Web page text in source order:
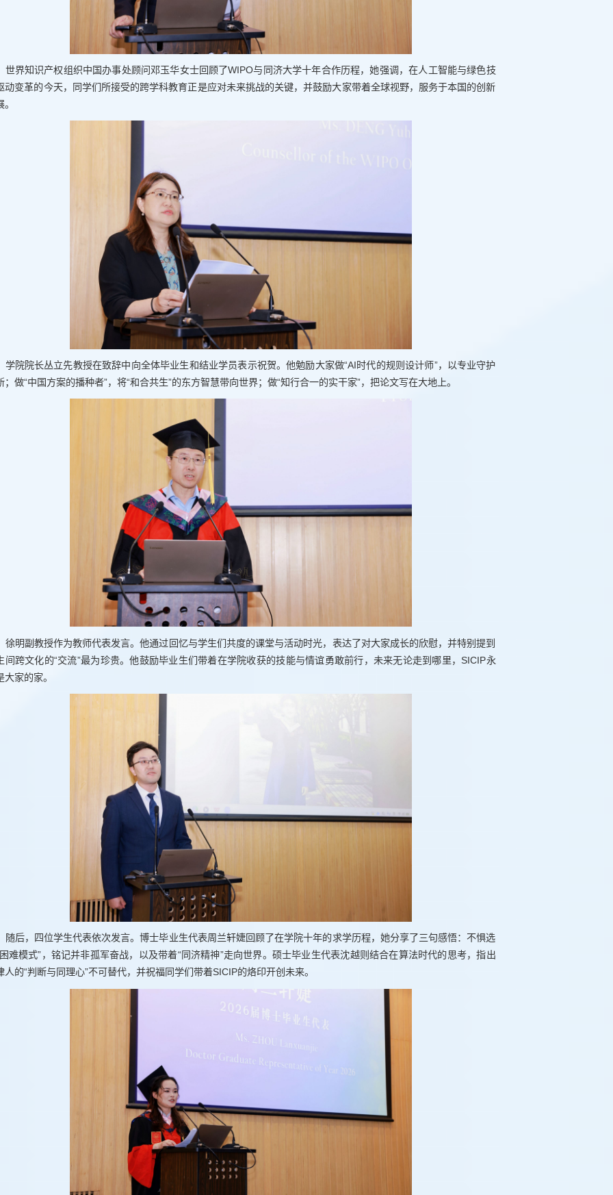
世界知识产权组织中国办事处顾问邓玉华女士回顾了WIPO与同济大学十年合作历程，她强调，在人工智能与绿色技
动变革的今天，同学们所接受的跨学科教育正是应对未来挑战的关键，并鼓励大家带着全球视野，服务于本国的创新
学院院长丛立先教授在致辞中向全体毕业生和结业学员表示祝贺。他勉励大家做“AI时代的规则设计师”，以专业守护
；做“中国方案的播种者”，将“和合共生”的东方智慧带向世界；做“知行合一的实干家”，把论文写在大地上。
徐明副教授作为教师代表发言。他通过回忆与学生们共度的课堂与活动时光，表达了对大家成长的欣慰，并特别提到
间跨文化的“交流”最为珍贵。他鼓励毕业生们带着在学院收获的技能与情谊勇敢前行，未来无论走到哪里，SICIP永
大家的家。
随后，四位学生代表依次发言。博士毕业生代表周兰轩婕回顾了在学院十年的求学历程，她分享了三句感悟：不惧选
难模式”，铭记并非孤军奋战，以及带着“同济精神”走向世界。硕士毕业生代表沈越则结合在算法时代的思考，指出
人的“判断与同理心”不可替代，并祝福同学们带着SICIP的烙印开创未来。